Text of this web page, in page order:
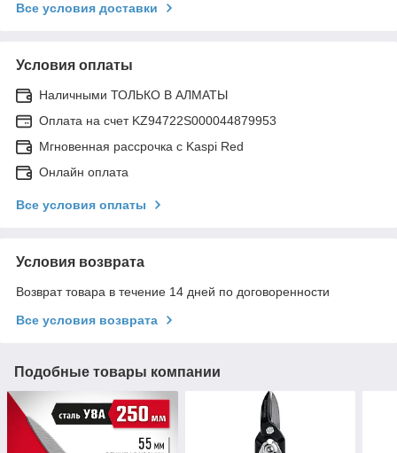
Все условия доставки
Условия оплаты
Наличными ТОЛЬКО В АЛМАТЫ
Оплата на счет KZ94722S000044879953
Мгновенная рассрочка с Kaspi Red
Онлайн оплата
Все условия оплаты
Условия возврата
Возврат товара в течение 14 дней по договоренности
Все условия возврата
Подобные товары компании